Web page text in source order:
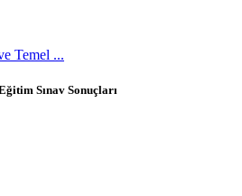
Temel ...
Sınav Sonuçları